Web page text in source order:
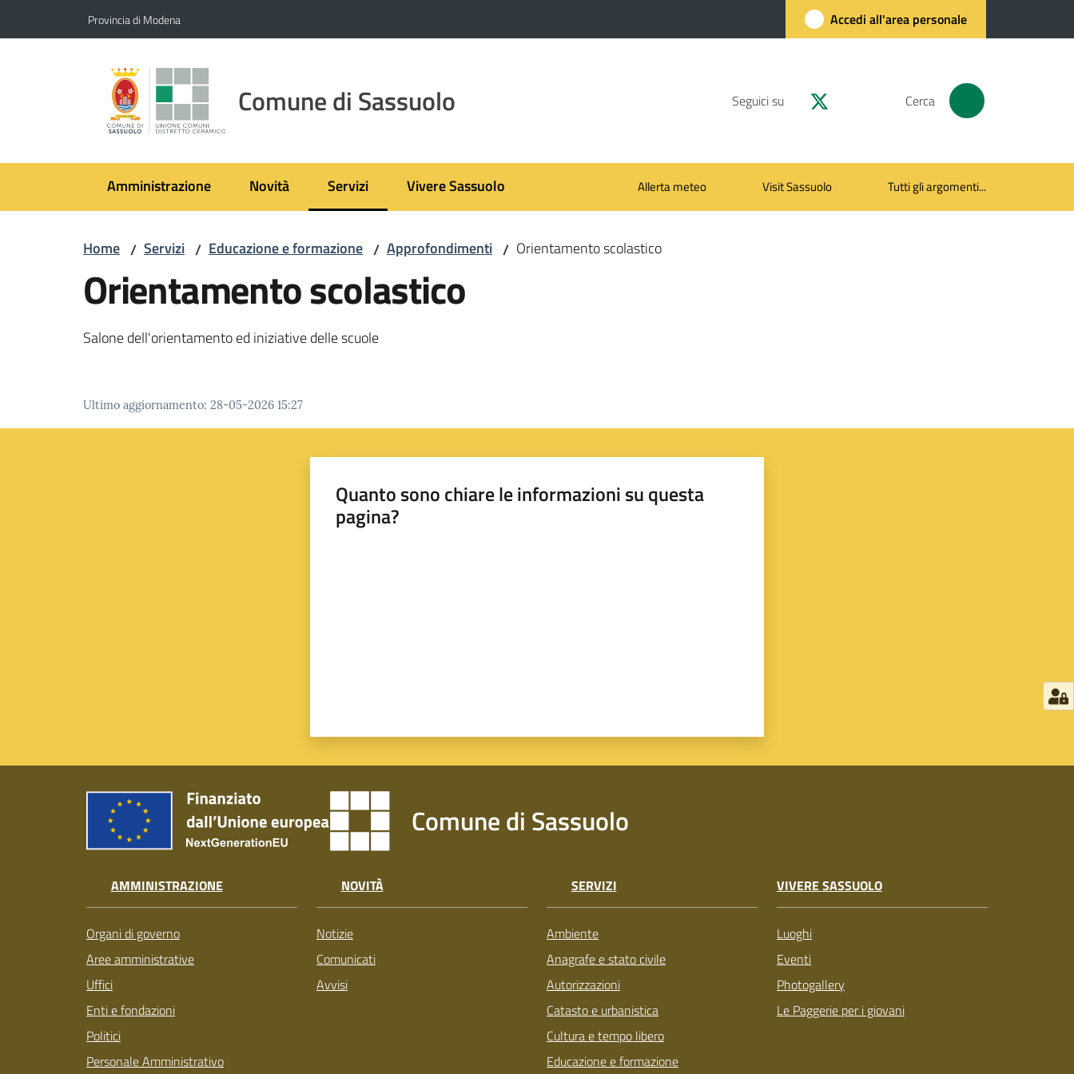
Provincia di Modena Accedi all'area personale
Comune di Sassuolo Seguici su Cerca
Amministrazione Novità Servizi
Menu selezionatoVivere Sassuolo Allerta meteo Visit Sassuolo Tutti gli argomenti...
Home / Servizi / Educazione e formazione / Approfondimenti / Orientamento scolastico
Orientamento scolastico
Salone dell'orientamento ed iniziative delle scuole
Ultimo aggiornamento: 28-05-2026 15:27
Quanto sono chiare le informazioni su questa
pagina?
Comune di Sassuolo
AMMINISTRAZIONE
Organi di governo
Aree amministrative
Uffici
Enti e fondazioni
Politici
Personale Amministrativo
NOVITÀ
Notizie
Comunicati
Avvisi
SERVIZI
Ambiente
Anagrafe e stato civile
Autorizzazioni
Catasto e urbanistica
Cultura e tempo libero
Educazione e formazione
VIVERE SASSUOLO
Luoghi
Eventi
Photogallery
Le Paggerie per i giovani